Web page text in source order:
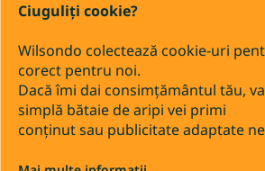
Ciuguliți cookie?
Wilsondo colectează cookie-uri
corect pentru noi.
Dacă îmi dai consimțământul tău,
simplă bătaie de aripi vei primi
conținut sau publicitate adaptate